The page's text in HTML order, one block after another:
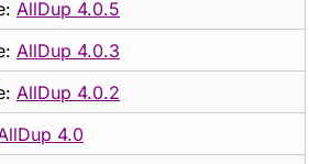
AllDup 4.0.5
AllDup 4.0.3
AllDup 4.0.2
4.0